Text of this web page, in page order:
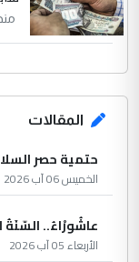
منذ 11
المقالات
حتمية حصر
الخميس 06 آب 2026
عاشُورْاءُ..
الأربعاء 05 آب 2026